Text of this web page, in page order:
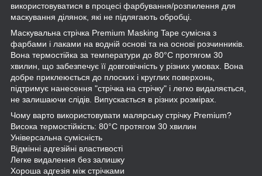
використовуватися в процесі фарбування/розпилення для
маскування ділянок, які не підлягають обробці.
Маскувальна стрічка Premium Masking Tape сумісна з
фарбами і лаками на водній основі та на основі розчинників.
Вона термостійка за температури до 80°C протягом 30
хвилин, що забезпечує її довговічність у різних умовах. Вона
добре приклеюється до плоских і круглих поверхонь,
підтримує нанесення "стрічка на стрічку" і легко видаляється,
не залишаючи слідів. Випускається в різних розмірах.
Чому варто використовувати малярську стрічку Premium?
Висока термостійкість: 80°C протягом 30 хвилин
Універсальна сумісність
Відмінні адгезійні властивості
Легке видалення без залишку
Хороша адгезія між стрічками